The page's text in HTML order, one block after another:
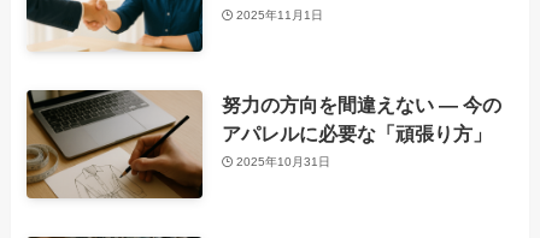
2025年11月1日
努力の方向を間違えない ― 今の
アパレルに必要な「頑張り方」
2025年10月31日